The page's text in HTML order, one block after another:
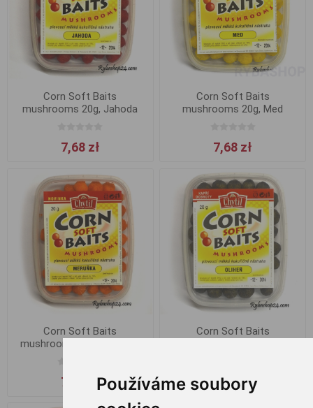
Používáme soubory
Corn Soft Baits
mushrooms 20g, Jahoda
7,68 zł
Corn Soft Baits
mushrooms 20g, Med
7,68 zł
Corn Soft Baits
mushrooms 20g, Meruňka
7,68 zł
Corn Soft Baits
7,68 zł